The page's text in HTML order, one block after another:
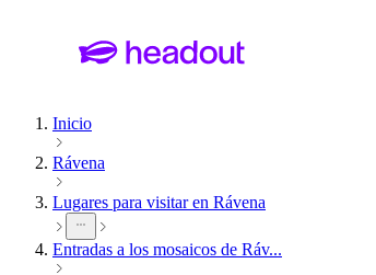
Inicio
Rávena
Lugares para visitar en Rávena
Entradas a los mosaicos de Ráv...